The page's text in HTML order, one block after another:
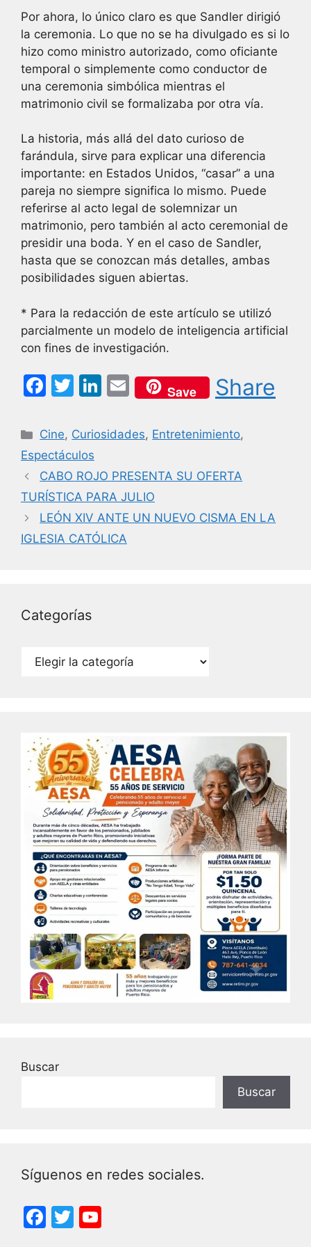
Por ahora, lo único claro es que Sandler dirigió
la ceremonia. Lo que no se ha divulgado es si lo
hizo como ministro autorizado, como oficiante
temporal o simplemente como conductor de
una ceremonia simbólica mientras el
matrimonio civil se formalizaba por otra vía.
La historia, más allá del dato curioso de
farándula, sirve para explicar una diferencia
importante: en Estados Unidos, “casar” a una
pareja no siempre significa lo mismo. Puede
referirse al acto legal de solemnizar un
matrimonio, pero también al acto ceremonial de
presidir una boda. Y en el caso de Sandler,
hasta que se conozcan más detalles, ambas
posibilidades siguen abiertas.
* Para la redacción de este artículo se utilizó
parcialmente un modelo de inteligencia artificial
con fines de investigación.
F
c
e
b
o
o
k
T
itt
er
Li
k
dI
n
E
m
ai
Save Share
Categorías
Cine, Curiosidades, Entretenimiento,
Espectáculos
CABO ROJO PRESENTA SU OFERTA
TURÍSTICA PARA JULIO
LEÓN XIV ANTE UN NUEVO CISMA EN LA
IGLESIA CATÓLICA
Categorías
Categorías
Buscar
Buscar
Síguenos en redes sociales.
F
T